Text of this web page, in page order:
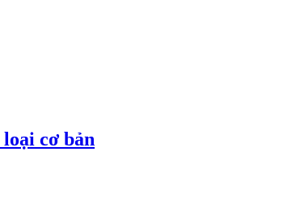
cơ bản